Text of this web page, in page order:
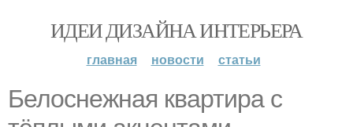
ИДЕИ ДИЗАЙНА ИНТЕРЬЕРА
главная новости статьи
Белоснежная квартира с